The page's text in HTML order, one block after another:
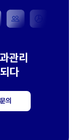
관리
다
의